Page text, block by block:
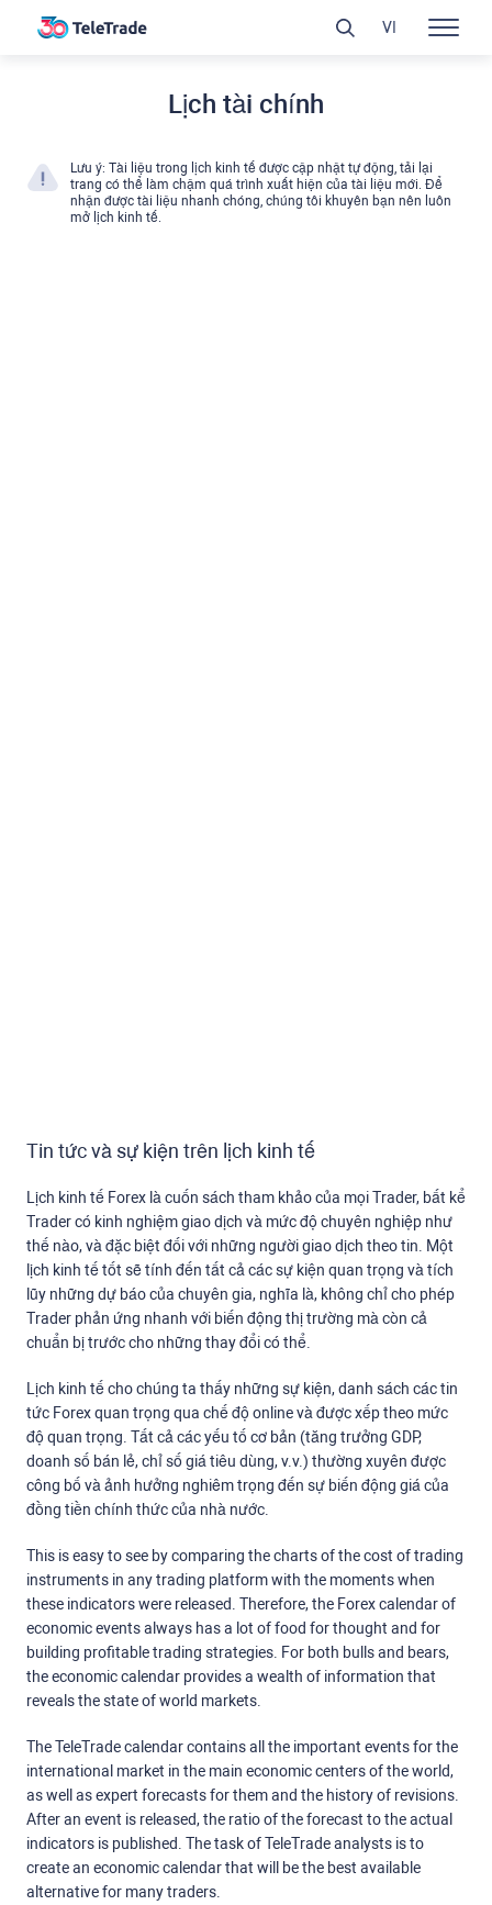
Lịch tài chính
Lưu ý: Tài liệu trong lịch kinh tế được cập nhật tự động, tải lại
trang có thể làm chậm quá trình xuất hiện của tài liệu mới. Để
nhận được tài liệu nhanh chóng, chúng tôi khuyên bạn nên luôn
mở lịch kinh tế.
Tin tức và sự kiện trên lịch kinh tế
Lịch kinh tế Forex là cuốn sách tham khảo của mọi Trader, bất kể
Trader có kinh nghiệm giao dịch và mức độ chuyên nghiệp như
thế nào, và đặc biệt đối với những người giao dịch theo tin. Một
lịch kinh tế tốt sẽ tính đến tất cả các sự kiện quan trọng và tích
lũy những dự báo của chuyên gia, nghĩa là, không chỉ cho phép
Trader phản ứng nhanh với biến động thị trường mà còn cả
chuẩn bị trước cho những thay đổi có thể.
Lịch kinh tế cho chúng ta thấy những sự kiện, danh sách các tin
tức Forex quan trọng qua chế độ online và được xếp theo mức
độ quan trọng. Tất cả các yếu tố cơ bản (tăng trưởng GDP,
doanh số bán lẻ, chỉ số giá tiêu dùng, v.v.) thường xuyên được
công bố và ảnh hưởng nghiêm trọng đến sự biến động giá của
đồng tiền chính thức của nhà nước.
This is easy to see by comparing the charts of the cost of trading
instruments in any trading platform with the moments when
these indicators were released. Therefore, the Forex calendar of
economic events always has a lot of food for thought and for
building profitable trading strategies. For both bulls and bears,
the economic calendar provides a wealth of information that
reveals the state of world markets.
The TeleTrade calendar contains all the important events for the
international market in the main economic centers of the world,
as well as expert forecasts for them and the history of revisions.
After an event is released, the ratio of the forecast to the actual
indicators is published. The task of TeleTrade analysts is to
create an economic calendar that will be the best available
alternative for many traders.
VI